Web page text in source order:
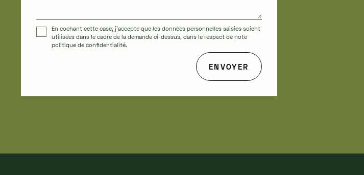
En cochant cette case, j'accepte que les données personnelles saisies soient
utilisées dans le cadre de la demande ci-dessus, dans le respect de note
politique de confidentialité.